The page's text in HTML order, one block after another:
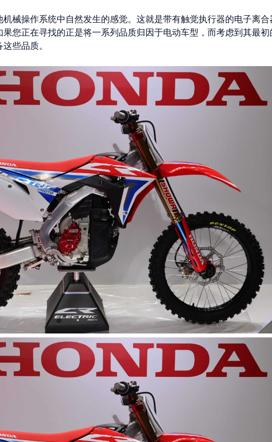
械操作系统中自然发生的感觉。这就是带有触觉执行器的电子离合
您正在寻找的正是将一系列品质归因于电动车型，而考虑到其最初
些品质。